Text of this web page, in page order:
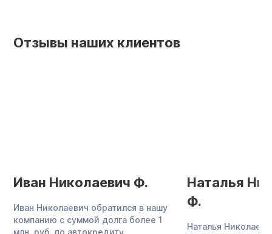
Отзывы наших клиентов
Иван Николаевич Ф.
Иван Николаевич обратился в нашу
компанию с суммой долга более 1
Наталья
Ф.
Наталья